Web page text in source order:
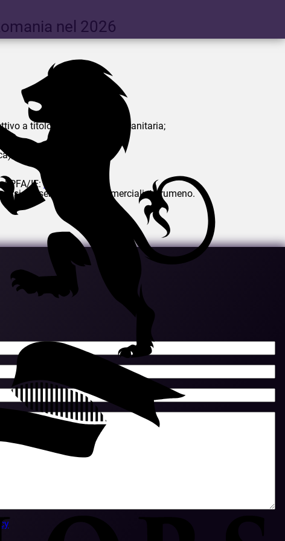
nel 2026
a titolo di assicurazione sanitaria;
PFA/IE:qui
dei servizi di un commercialista rumeno.